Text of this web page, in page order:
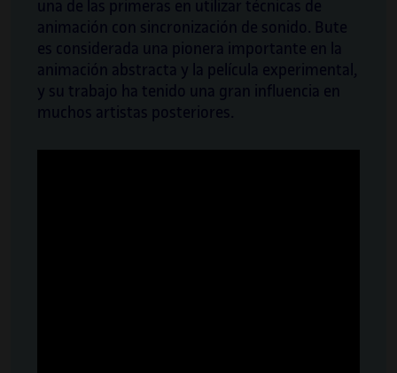
una de las primeras en utilizar técnicas de
animación con sincronización de sonido. Bute
es considerada una pionera importante en la
animación abstracta y la película experimental,
y su trabajo ha tenido una gran influencia en
muchos artistas posteriores.
cultural especializada en arte, ciencia y
tecnología. Arraigada a la ciencia y la
ingeniería, pero vitalmente cercana a la praxis
creativa y a la investigación en cultura, Irma
Vilà se integra en proyectos internacionales e
híbridos de investigación en ciencia, cultura y
comisariado, y también orquesta dichos